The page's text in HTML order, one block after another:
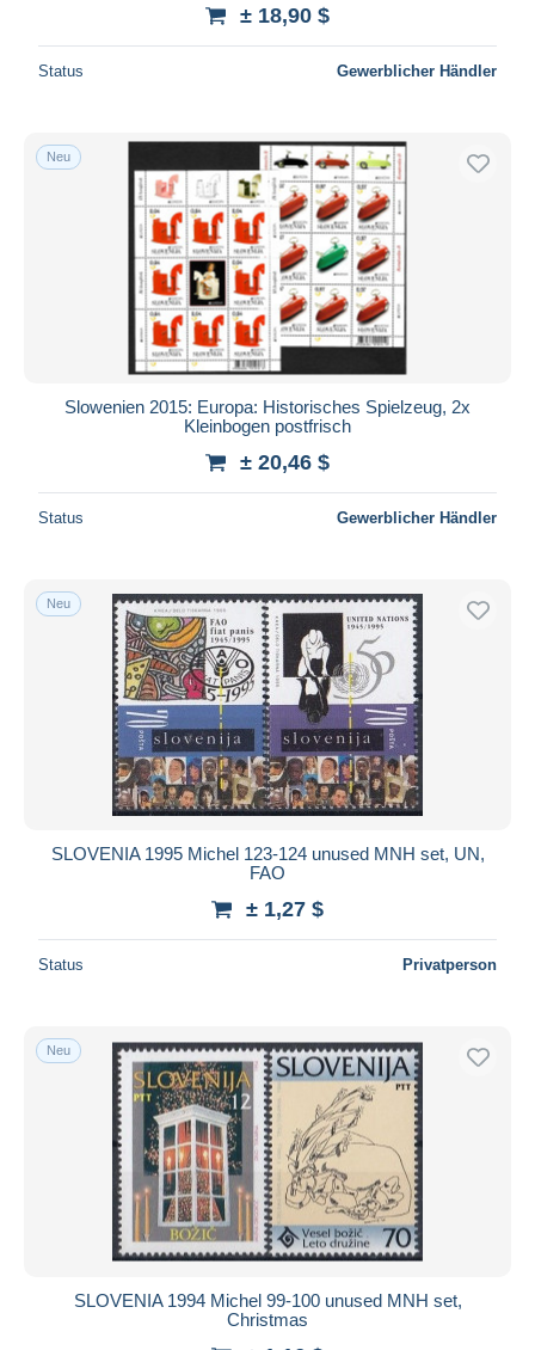
± 18,90 $
Status Gewerblicher Händler
Neu
Slowenien 2015: Europa: Historisches Spielzeug, 2x
Kleinbogen postfrisch
± 20,46 $
Status Gewerblicher Händler
Neu
SLOVENIA 1995 Michel 123-124 unused MNH set, UN,
FAO
± 1,27 $
Status Privatperson
Neu
SLOVENIA 1994 Michel 99-100 unused MNH set,
Christmas